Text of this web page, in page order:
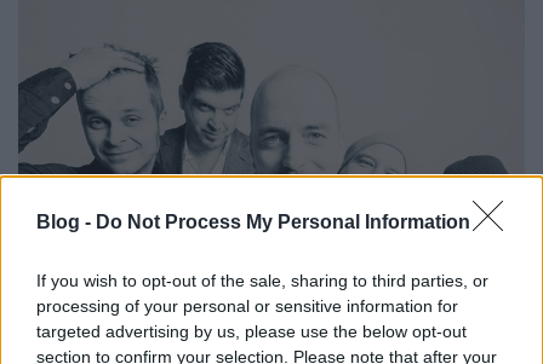
Blog - Do Not Process My Personal Information
If you wish to opt-out of the sale, sharing to third parties, or
processing of your personal or sensitive information for
targeted advertising by us, please use the below opt-out
section to confirm your selection. Please note that after your
Ma lép utoljára színpadra a Heaven